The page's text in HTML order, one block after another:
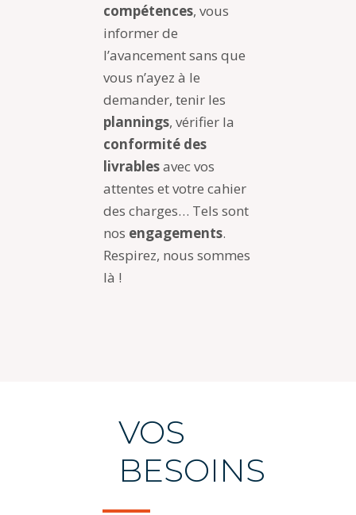
compétences, vous
informer de
l’avancement sans que
vous n’ayez à le
demander, tenir les
plannings, vérifier la
conformité des
livrablesavec vos
attentes et votre cahier
des charges… Tels sont
nos engagements.
Respirez, nous sommes
là !
VOS
BESOINS